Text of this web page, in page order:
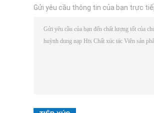
Gửi yêu cầu thông tin của bạn trực